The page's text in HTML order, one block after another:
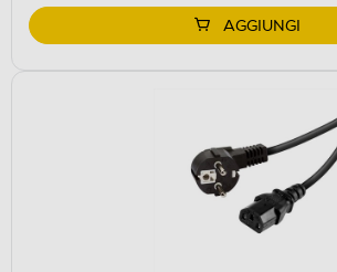
AGGIUNGI